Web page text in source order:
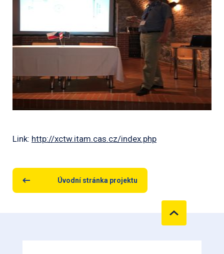
Link: http://xctw.itam.cas.cz/index.php
Úvodní stránka projektu